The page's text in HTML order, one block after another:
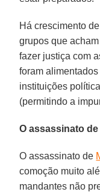
Há crescimento
grupos que
fazer justiça com
foram
instituições
(permitindo a
O assassinato
O assassinato de
comoção muito
mandantes não